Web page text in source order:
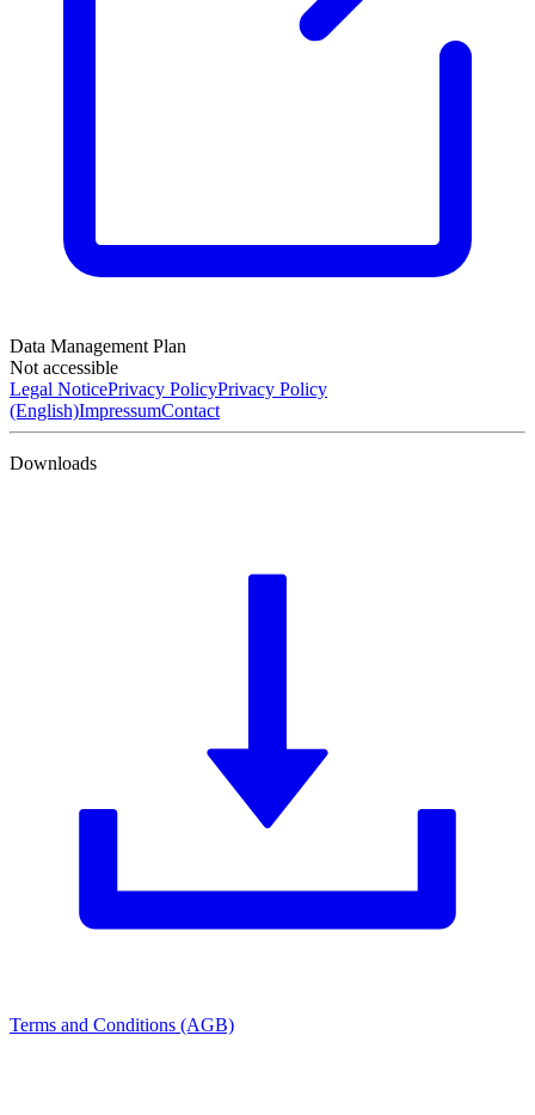
Data Management Plan
Not accessible
Legal NoticePrivacy PolicyPrivacy Policy
(English)ImpressumContact
Downloads
Terms and Conditions (AGB)